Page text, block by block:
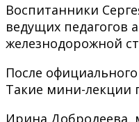
Воспитанники
ведущих педагогов
железнодорожной
После
Такие мини-лекции
Ирина Добродеева,